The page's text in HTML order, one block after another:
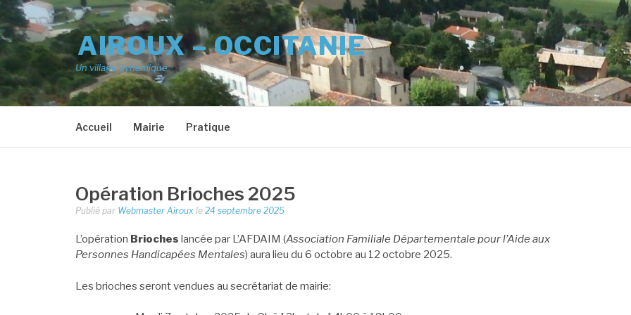
Aller
au
contenu
AIROUX – OCCITANIE
Un village dynamique
Accueil Mairie Pratique
Opération Brioches 2025
Publié par Webmaster Airoux le24 septembre 2025
L’opération Brioches lancée par L’AFDAIM (Association Familiale Départementale pour l’Aide aux
Personnes Handicapées Mentales) aura lieu du 6 octobre au 12 octobre 2025.
Les brioches seront vendues au secrétariat de mairie: